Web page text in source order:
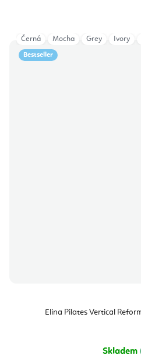
Bestseller
Elina Pilates Vertical
Skladem
Černá Mocha Grey Ivory